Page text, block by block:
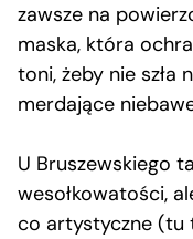
zawsze na
maska, która
toni, żeby nie szła
merdające
U Bruszewskiego
wesołkowatości,
co artystyczne (tu